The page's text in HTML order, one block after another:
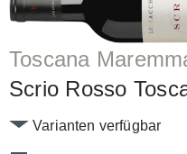
Toscana
Scrio Rosso
Varianten verfügbar